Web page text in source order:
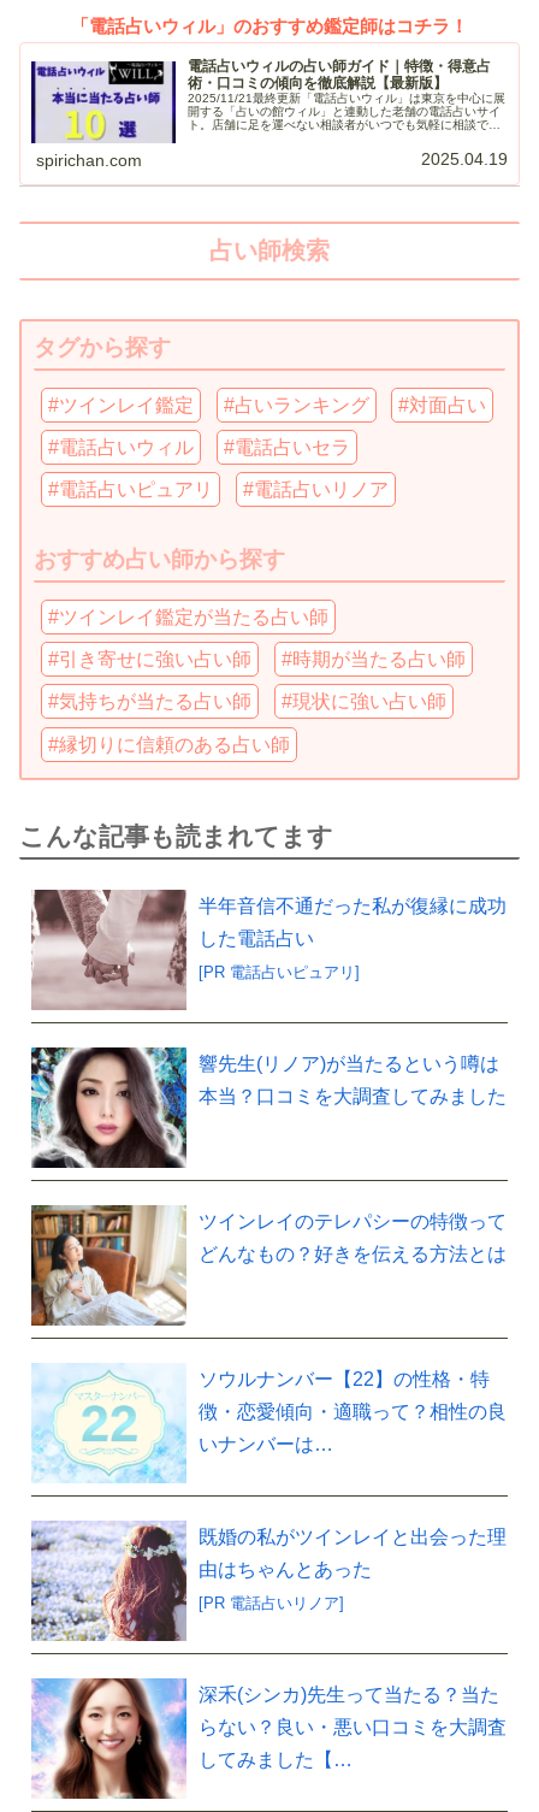
「電話占いウィル」のおすすめ鑑定師はコチラ！
電話占いウィルの占い師ガイド｜特徴・得意占
術・口コミの傾向を徹底解説【最新版】
2025/11/21最終更新「電話占いウィル」は東京を中心に展
開する「占いの館ウィル」と連動した老舗の電話占いサイ
ト。店舗に足を運べない相談者がいつでも気軽に相談でき
spirichan.com 2025.04.19
占い師検索
タグから探す
#ツインレイ鑑定 #占いランキング #対面占い
#電話占いウィル #電話占いセラ
#電話占いピュアリ #電話占いリノア
おすすめ占い師から探す
#ツインレイ鑑定が当たる占い師
#引き寄せに強い占い師 #時期が当たる占い師
#気持ちが当たる占い師 #現状に強い占い師
#縁切りに信頼のある占い師
こんな記事も読まれてます
半年音信不通だった私が復縁に成功
した電話占い
[PR 電話占いピュアリ]
響先生(リノア)が当たるという噂は
本当？口コミを大調査してみました
ツインレイのテレパシーの特徴って
どんなもの？好きを伝える方法とは
ソウルナンバー【22】の性格・特
徴・恋愛傾向・適職って？相性の良
いナンバーは…
既婚の私がツインレイと出会った理
由はちゃんとあった
[PR 電話占いリノア]
深禾(シンカ)先生って当たる？当た
らない？良い・悪い口コミを大調査
してみました【…